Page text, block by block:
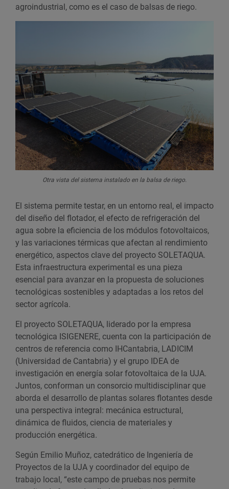
agroindustrial, como es el caso de balsas de riego.
Otra vista del sistema instalado en la balsa de riego.
El sistema permite testar, en un entorno real, el impacto
del diseño del flotador, el efecto de refrigeración del
agua sobre la eficiencia de los módulos fotovoltaicos,
y las variaciones térmicas que afectan al rendimiento
energético, aspectos clave del proyecto SOLETAQUA.
Esta infraestructura experimental es una pieza
esencial para avanzar en la propuesta de soluciones
tecnológicas sostenibles y adaptadas a los retos del
sector agrícola.
El proyecto SOLETAQUA, liderado por la empresa
tecnológica ISIGENERE, cuenta con la participación de
centros de referencia como IHCantabria, LADICIM
(Universidad de Cantabria) y el grupo IDEA de
investigación en energía solar fotovoltaica de la UJA.
Juntos, conforman un consorcio multidisciplinar que
aborda el desarrollo de plantas solares flotantes desde
una perspectiva integral: mecánica estructural,
dinámica de fluidos, ciencia de materiales y
producción energética.
Según Emilio Muñoz, catedrático de Ingeniería de
Proyectos de la UJA y coordinador del equipo de
trabajo local, “este campo de pruebas nos permite